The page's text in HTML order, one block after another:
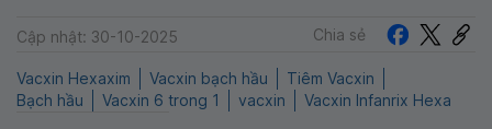
Cập nhật: 30-10-2025 Chia sẻ
Vacxin Hexaxim Vacxin bạch hầu
Tiêm Vacxin
Bạch hầu
Vacxin 6 trong 1 vacxin Vacxin Infanrix Hexa